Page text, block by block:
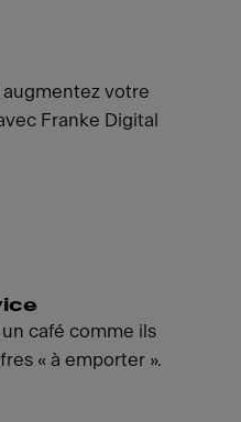
votre
Franke Digital
café comme ils
« à emporter ».